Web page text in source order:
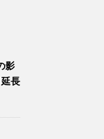
影
長